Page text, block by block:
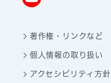
著作権・リンクなど
個人情報の取り扱い
アクセシビリティ方針